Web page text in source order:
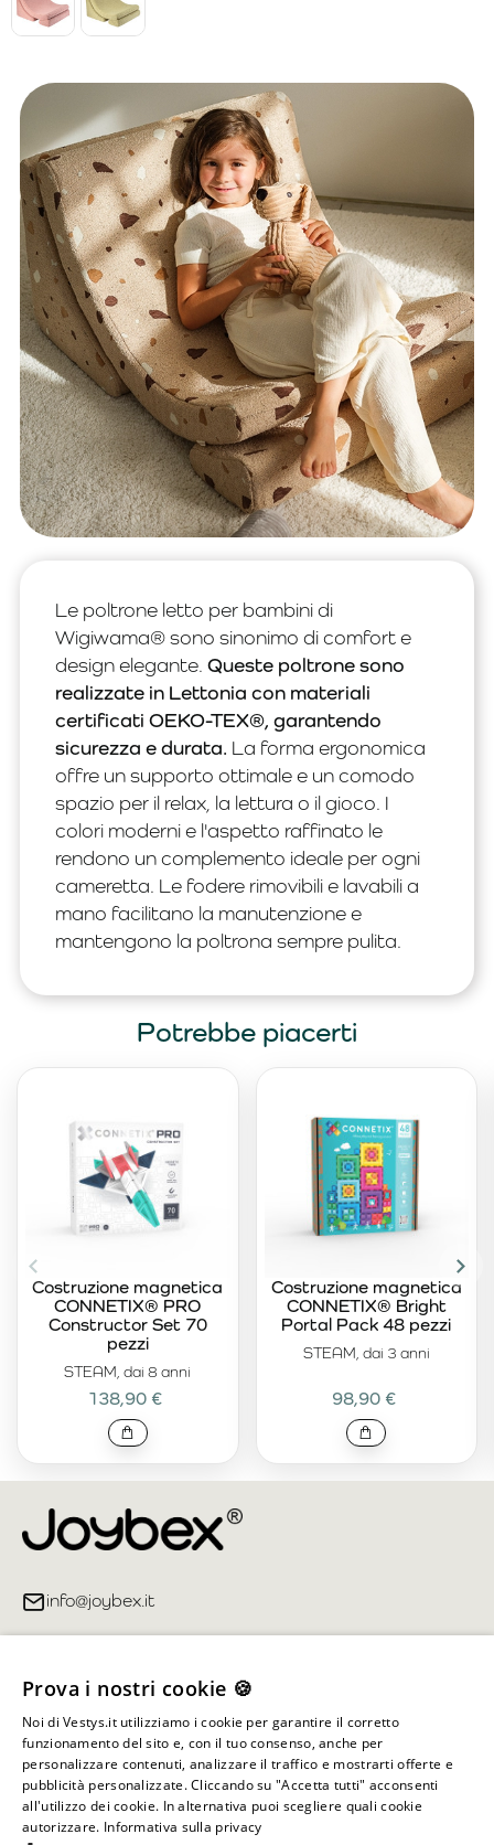
Le poltrone letto per bambini di
Wigiwama® sono sinonimo di comfort e
design elegante. Queste poltrone sono
realizzate in Lettonia con materiali
certificati OEKO-TEX®, garantendo
sicurezza e durata. La forma ergonomica
offre un supporto ottimale e un comodo
spazio per il relax, la lettura o il gioco. I
colori moderni e l'aspetto raffinato le
rendono un complemento ideale per ogni
cameretta. Le fodere rimovibili e lavabili a
mano facilitano la manutenzione e
mantengono la poltrona sempre pulita.
Potrebbe piacerti
STEAM, dai 8 anni
Costruzione magnetica
CONNETIX® PRO
Constructor Set 70
pezzi
138,90 €
STEAM, dai 3 anni
Costruzione magnetica
CONNETIX® Bright
Portal Pack 48 pezzi
98,90 €
info@joybex.it
Account
Informazioni sul negozio
Prova i nostri cookie 🍪
Noi di Vestys.it utilizziamo i cookie per garantire il corretto
funzionamento del sito e, con il tuo consenso, anche per
personalizzare contenuti, analizzare il traffico e mostrarti offerte e
pubblicità personalizzate. Cliccando su "Accetta tutti" acconsenti
all'utilizzo dei cookie. In alternativa puoi scegliere quali cookie
autorizzare. Informativa sulla privacy